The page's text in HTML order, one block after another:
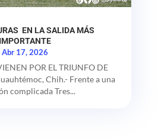
EN LA SALIDA MÁS
IMPORTANTE
Abr 17, 2026
POR EL TRIUNFO DE
Chih.- Frente a una
complicada Tres...